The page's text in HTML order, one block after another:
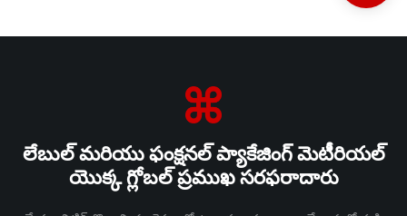
లేబుల్ మరియు ఫంక్షనల్ ప్యాకేజింగ్ మెటీరియల్
యొక్క గ్లోబల్ ప్రముఖ సరఫరాదారు